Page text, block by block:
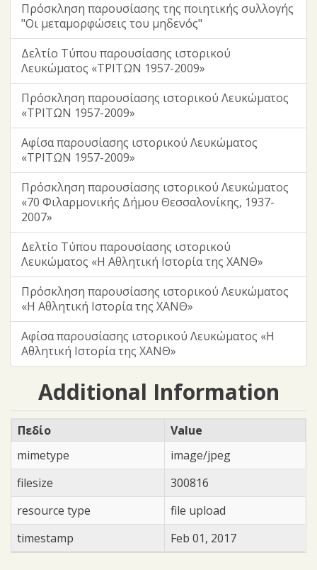
Πρόσκληση παρουσίασης της ποιητικής συλλογής
"Οι μεταμορφώσεις του μηδενός"
Δελτίο Τύπου παρουσίασης ιστορικού
Λευκώματος «ΤΡΙΤΩΝ 1957-2009»
Πρόσκληση παρουσίασης ιστορικού Λευκώματος
«ΤΡΙΤΩΝ 1957-2009»
Αφίσα παρουσίασης ιστορικού Λευκώματος
«ΤΡΙΤΩΝ 1957-2009»
Πρόσκληση παρουσίασης ιστορικού Λευκώματος
«70 Φιλαρμονικής Δήμου Θεσσαλονίκης, 1937-
2007»
Δελτίο Τύπου παρουσίασης ιστορικού
Λευκώματος «Η Αθλητική Ιστορία της ΧΑΝΘ»
Πρόσκληση παρουσίασης ιστορικού Λευκώματος
«Η Αθλητική Ιστορία της ΧΑΝΘ»
Αφίσα παρουσίασης ιστορικού Λευκώματος «Η
Αθλητική Ιστορία της ΧΑΝΘ»
Additional Information
Πεδίο
Value
mimetype
image/jpeg
filesize
300816
resource type
file upload
timestamp
Feb 01, 2017